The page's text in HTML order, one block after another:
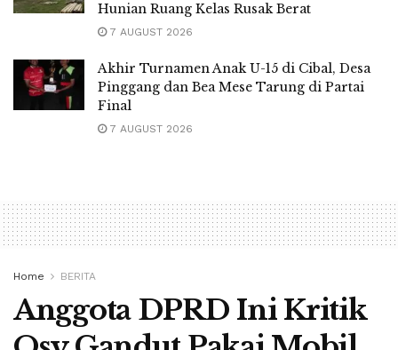
Hunian Ruang Kelas Rusak Berat
7 AUGUST 2026
Akhir Turnamen Anak U-15 di Cibal, Desa
Pinggang dan Bea Mese Tarung di Partai
Final
7 AUGUST 2026
Home BERITA
Anggota DPRD Ini Kritik